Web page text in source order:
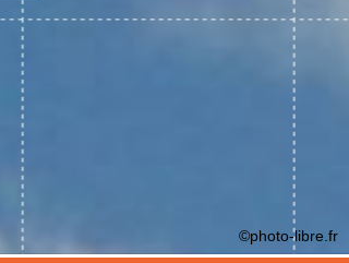
©photo-libre.fr